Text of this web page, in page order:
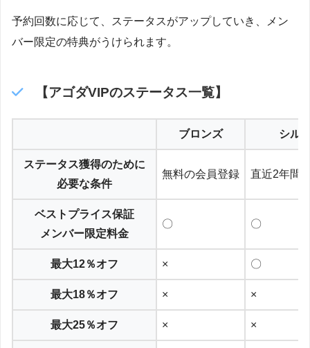
予約回数に応じて、ステータスがアップしていき、メン
バー限定の特典がうけられます。
【アゴダVIPのステータス一覧】
ブロンズ シル
ステータス獲得のために
必要な条件
無料の会員登録 直近2年間
ベストプライス保証
メンバー限定料金
〇 〇
最大12％オフ × 〇
最大18％オフ × ×
最大25％オフ × ×